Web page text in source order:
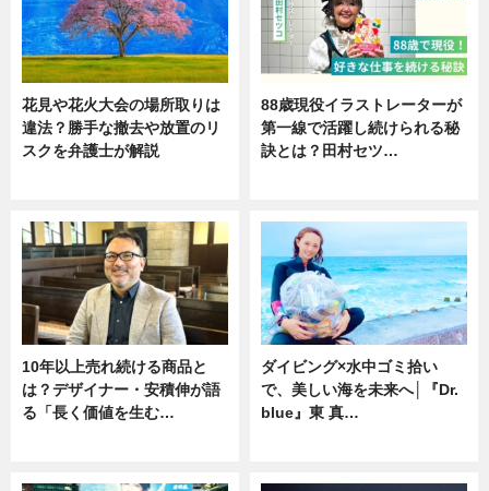
花見や花火大会の場所取りは
違法？勝手な撤去や放置のリ
スクを弁護士が解説
88歳現役イラストレーターが
第一線で活躍し続けられる秘
訣とは？田村セツ…
10年以上売れ続ける商品と
は？デザイナー・安積伸が語
る「長く価値を生む…
ダイビング×水中ゴミ拾い
で、美しい海を未来へ│『Dr.
blue』東 真…